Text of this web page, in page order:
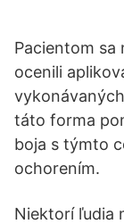
Pacientom sa
ocenili
táto forma
boja s týmto
ochorením.
Niektorí ľudia